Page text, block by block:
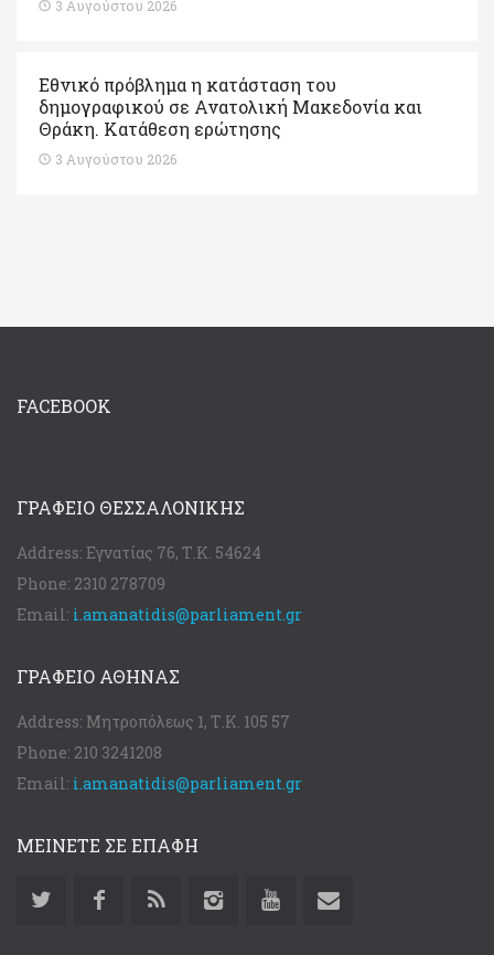
3 Αυγούστου 2026
Εθνικό πρόβλημα η κατάσταση του
δημογραφικού σε Ανατολική Μακεδονία και
Θράκη. Κατάθεση ερώτησης
3 Αυγούστου 2026
FACEBOOK
ΓΡΑΦΕΊΟ ΘΕΣΣΑΛΟΝΊΚΗΣ
Address: Εγνατίας 76, Τ.Κ. 54624
Phone: 2310 278709
Email: i.amanatidis@parliament.gr
ΓΡΑΦΕΊΟ ΑΘΉΝΑΣ
Address: Μητροπόλεως 1, Τ.Κ. 105 57
Phone: 210 3241208
Email: i.amanatidis@parliament.gr
ΜΕΙΝΕΤΕ ΣΕ ΕΠΑΦΗ